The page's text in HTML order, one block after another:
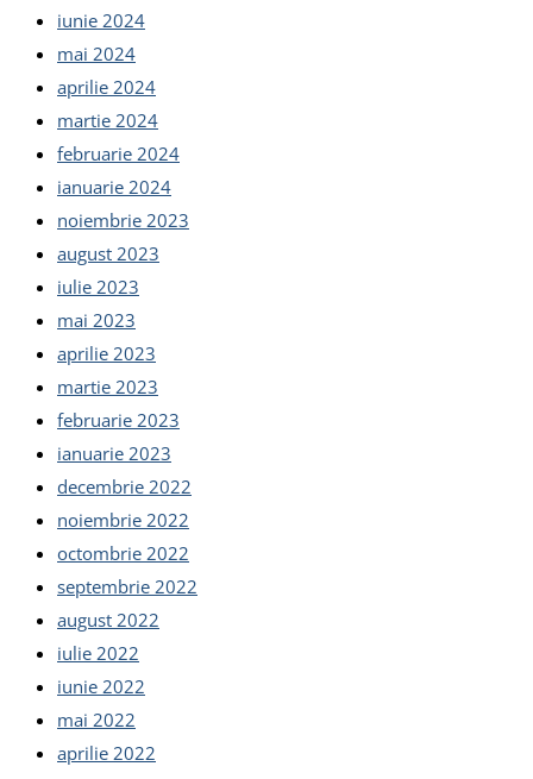
iunie 2024
mai 2024
aprilie 2024
martie 2024
februarie 2024
ianuarie 2024
noiembrie 2023
august 2023
iulie 2023
mai 2023
aprilie 2023
martie 2023
februarie 2023
ianuarie 2023
decembrie 2022
noiembrie 2022
octombrie 2022
septembrie 2022
august 2022
iulie 2022
iunie 2022
mai 2022
aprilie 2022